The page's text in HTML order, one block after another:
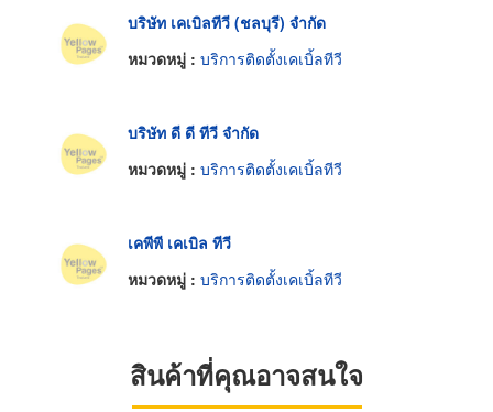
บริษัท เคเบิลทีวี (ชลบุรี) จำกัด
หมวดหมู่ : บริการติดตั้งเคเบิ้ลทีวี
บริษัท ดี ดี ทีวี จำกัด
หมวดหมู่ : บริการติดตั้งเคเบิ้ลทีวี
เคพีพี เคเบิล ทีวี
หมวดหมู่ : บริการติดตั้งเคเบิ้ลทีวี
สินค้าที่คุณอาจสนใจ